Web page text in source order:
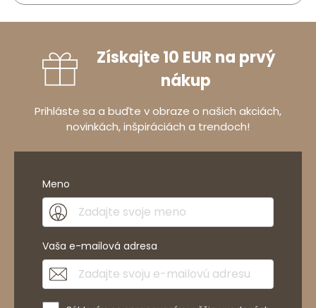
Získajte 10 EUR na prvý
nákup
Prihláste sa a buďte v obraze o našich akciách,
novinkách, inšpiráciách a trendoch!
Meno
Vaša e-mailová adresa